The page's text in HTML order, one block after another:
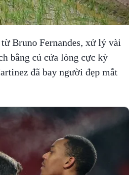
Bruno Fernandes, xử lý vài
bằng cú cứa lòng cực kỳ
đã bay người đẹp mắt